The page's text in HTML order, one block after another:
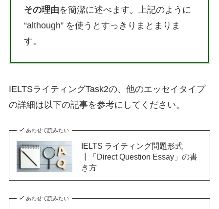
その理由を簡潔に述べます。上記のように
“although” を使うとすっきりまとまりま
す。
IELTSライティングTask2の、他のエッセイタイプ
の詳細は以下の記事を参考にしてください。
あわせて読みたい
IELTS ライティング問題形式
┃「Direct Question Essay」の書
き方
あわせて読みたい